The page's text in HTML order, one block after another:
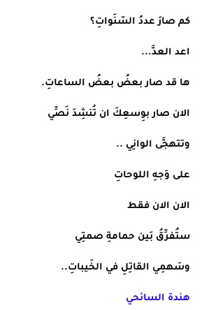
كم صارَ عددُ السّنَواتِ؟
اعد العدَّ...
ها قد صار بعضُ بعضُ الساعاتِ.
الان صار بوِسعِكَ ان تُنشِدَ نَصِّي
وتتهجَّى الوانِي ..
على وَجهِ اللوحاتِ
الان الان فقط
ستُفرِّقُ بَين حمامةِ صمتِي
وسَهمِي القاتِلِ في الخَيباتِ..
هندة السائحي